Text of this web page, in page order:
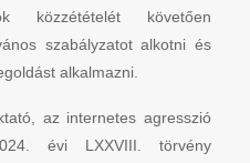
közzétételét követően
szabályzatot alkotni és
alkalmazni.
az internetes agresszió
évi LXXVIII. törvény